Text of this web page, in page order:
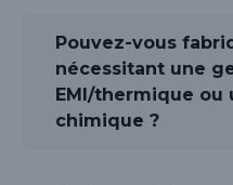
Pouvez-vous
nécessitant une
EMI/thermique ou
chimique ?